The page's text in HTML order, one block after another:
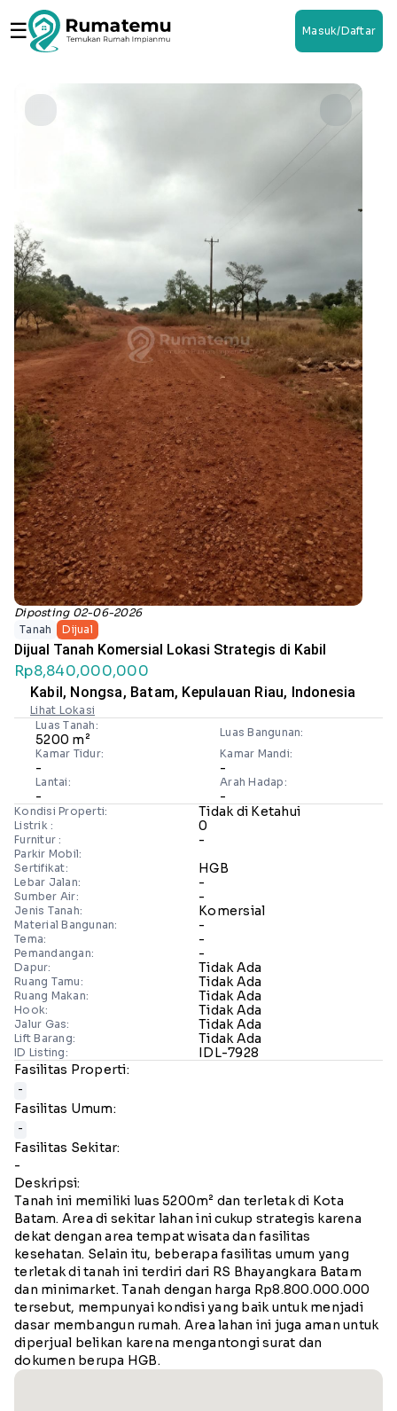
☰ Masuk/Daftar
Diposting 02-06-2026
Tanah
Dijual
Dijual Tanah Komersial Lokasi Strategis di Kabil
Rp8,840,000,000
Kabil, Nongsa, Batam, Kepulauan Riau, Indonesia
Lihat Lokasi
Luas Tanah:
5200 m²
Luas Bangunan:
Kamar Tidur:
-
Kamar Mandi:
-
Lantai:
-
Arah Hadap:
-
Kondisi Properti: Tidak di Ketahui
Listrik : 0
Furnitur : -
Parkir Mobil:
Sertifikat:
HGB
Lebar Jalan: -
Sumber Air: -
Jenis Tanah: Komersial
Material Bangunan: -
Tema: -
Pemandangan: -
Dapur: Tidak Ada
Ruang Tamu: Tidak Ada
Ruang Makan: Tidak Ada
Hook: Tidak Ada
Jalur Gas: Tidak Ada
Lift Barang: Tidak Ada
ID Listing:
IDL-7928
Fasilitas Properti:
-
Fasilitas Umum:
-
Fasilitas Sekitar:
-
Deskripsi:
Tanah ini memiliki luas 5200m² dan terletak di Kota
Batam. Area di sekitar lahan ini cukup strategis karena
dekat dengan area tempat wisata dan fasilitas
kesehatan. Selain itu, beberapa fasilitas umum yang
terletak di tanah ini terdiri dari RS Bhayangkara Batam
dan minimarket. Tanah dengan harga Rp8.800.000.000
tersebut, mempunyai kondisi yang baik untuk menjadi
dasar membangun rumah. Area lahan ini juga aman untuk
diperjual belikan karena mengantongi surat dan
dokumen berupa HGB.